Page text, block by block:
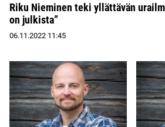
Riku Nieminen teki yllättävän
on julkista”
06.11.2022 11:45